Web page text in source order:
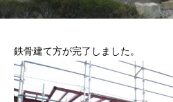
鉄骨建て方が完了しました。